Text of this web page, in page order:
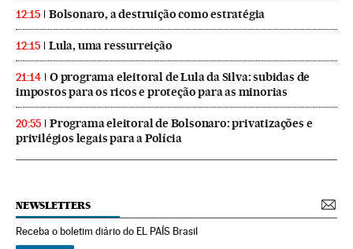
12:15 Bolsonaro, a destruição como estratégia
12:15 Lula, uma ressurreição
21:14
O programa eleitoral de Lula da Silva: subidas de
impostos para os ricos e proteção para as minorias
20:55
Programa eleitoral de Bolsonaro: privatizações e
privilégios legais para a Polícia
NEWSLETTERS
Receba o boletim diário do EL PAÍS Brasil